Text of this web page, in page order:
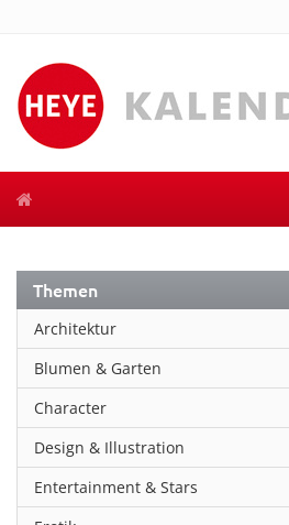
Themen
Architektur
Blumen & Garten
Character
Design & Illustration
Entertainment & Stars